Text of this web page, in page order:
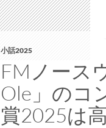
小話2025
FMノース
Ole」のコ
賞2025は